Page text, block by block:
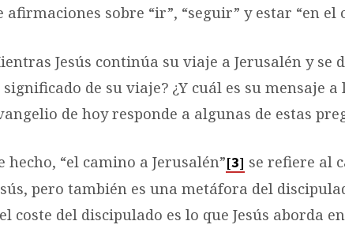
afirmaciones sobre “ir”, “seguir” y estar “en el
Jesús continúa su viaje a Jerusalén y
significado de su viaje? ¿Y cuál es su mensaje
de hoy responde a algunas de estas
hecho, “el camino a Jerusalén”[3] se refiere al
pero también es una metáfora del
coste del discipulado es lo que Jesús aborda